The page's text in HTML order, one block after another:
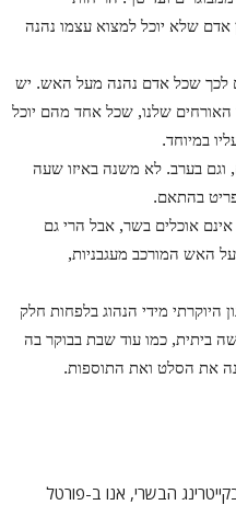
אדם שלא יוכל למצוא עצמו נהנה
לכך שכל אדם נהנה מעל האש. יש
האורחים שלנו, שכל אחד מהם יוכל
במיוחד.
וגם בערב. לא משנה באיזו שעה
בהתאם.
אוכלים בשר, אבל הרי גם
האש המורכב מעגבניות,
היוקרתי מידי הנהוג בלפחות חלק
ביתית, כמו עוד שבת בבוקר בה
את הסלט ואת התוספות.
הבשרי, אנו ב-פורטל